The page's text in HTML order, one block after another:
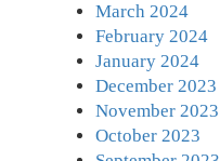
March 2024
February 2024
January 2024
December 2023
November 2023
October 2023